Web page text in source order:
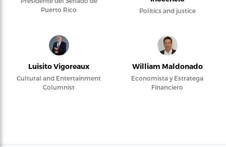
Puerto Rico
Politics and justice
Luisito Vigoreaux
Cultural and Entertainment
Columnist
William Maldonado
Economista y Estratega
Financiero